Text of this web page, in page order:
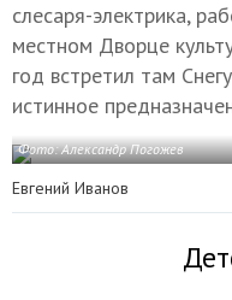
слесаря-электрика,
местном Дворце
год встретил там
истинное
Фото: Александр Погожев
Евгений Иванов